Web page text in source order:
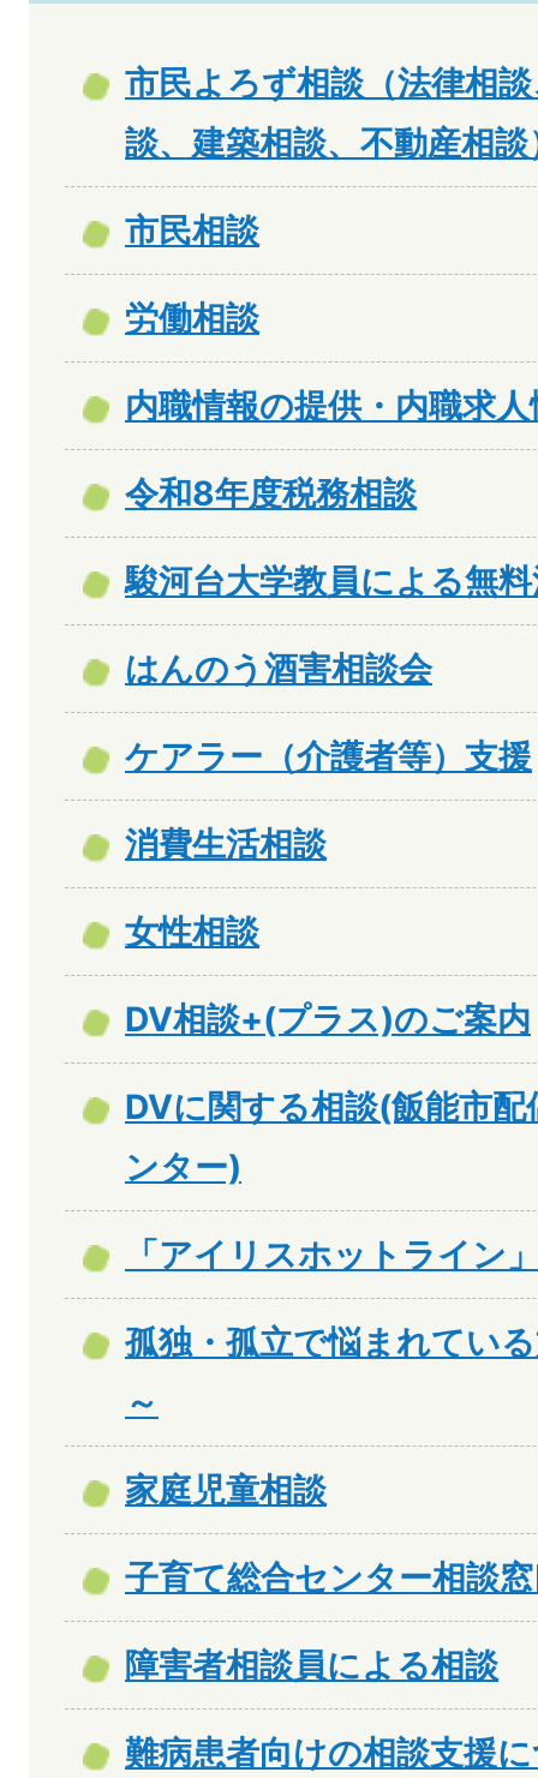
市民よろず相談（法律相
談、建築相談、不動産相談
市民相談
労働相談
内職情報の提供・内職求
令和8年度税務相談
駿河台大学教員による無
はんのう酒害相談会
ケアラー（介護者等）支援
消費生活相談
女性相談
DV相談+(プラス)のご案内
DVに関する相談(飯能市
ンター)
「アイリスホットライン
孤独・孤立で悩まれてい
～
家庭児童相談
子育て総合センター相談
障害者相談員による相談
難病患者向けの相談支援